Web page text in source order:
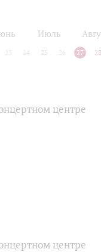
Июль
23 24 25 26 27 28
центре
центре